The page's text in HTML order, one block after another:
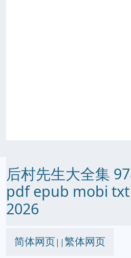
后村先生大全集
pdf epub mobi txt
2026
简体网页||繁体网页